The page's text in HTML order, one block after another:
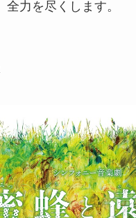
全力を尽くします。